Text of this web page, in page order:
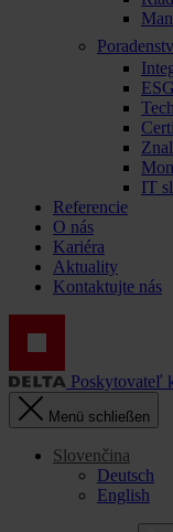
IT
Referencie
O nás
Kariéra
Aktuality
Kontaktujte nás
Poskytovateľ
Menü schließen
Slovenčina
Deutsch
English